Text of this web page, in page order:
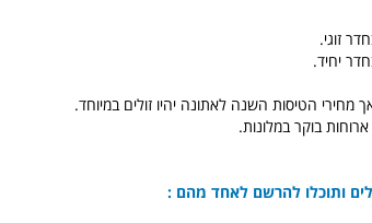
הטיסות השנה לאתונה יהיו זולים במיוחד.
בוקר במלונות.
ותוכלו להרשם לאחד מהם :